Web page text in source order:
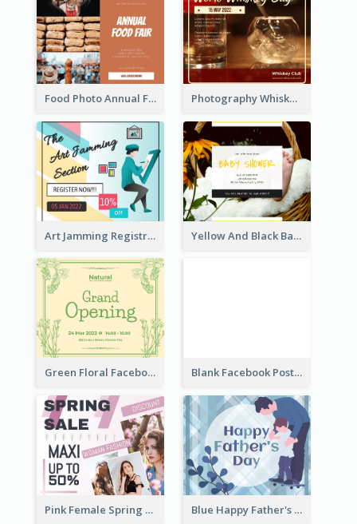
Food Photo Annual Food Fair Invitation Facebook Post Photography Whiskey Day Facebook Post With Details
Art Jamming Registration Facebook Post Yellow And Black Baby Shower Facebook Post
Green Floral Facebook Post About Grand Opening Blank Facebook Post
Pink Female Spring Fashion Facebook Post Design Blue Happy Father's Day Facebook Post